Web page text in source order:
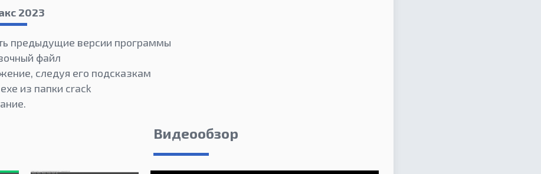
2023
предыдущие версии программы
файл
следуя его подсказкам
из папки crack
Видеообзор